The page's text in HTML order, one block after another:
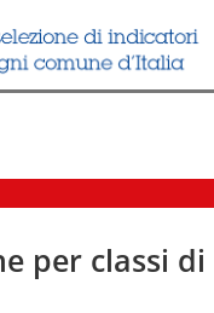
per classi di